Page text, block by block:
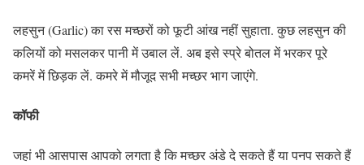
लहसुन (Garlic) का रस मच्छरों को फूटी आंख नहीं सुहाता. कुछ लहसुन की
कलियों को मसलकर पानी में उबाल लें. अब इसे स्प्रे बोतल में भरकर पूरे
कमरें में छिड़क लें. कमरे में मौजूद सभी मच्छर भाग जाएंगे.
कॉफी
जहां भी आसपास आपको लगता है कि मच्छर अंडे दे सकते हैं या पनप सकते हैं